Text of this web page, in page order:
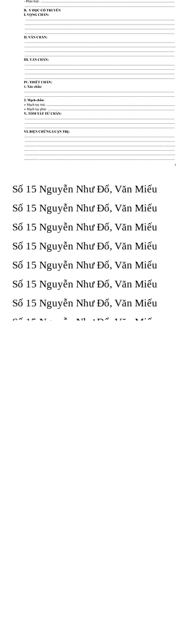
Số 15 Nguyễn Như Đổ, Văn Miếu​​​​
Số 15 Nguyễn Như Đổ, Văn Miếu​​​​
Số 15 Nguyễn Như Đổ, Văn Miếu​​​​
Số 15 Nguyễn Như Đổ, Văn Miếu​​​​
Số 15 Nguyễn Như Đổ, Văn Miếu​​​​
Số 15 Nguyễn Như Đổ, Văn Miếu​​​​
Số 15 Nguyễn Như Đổ, Văn Miếu​​​​
Số 15 Nguyễn Như Đổ, Văn Miếu​​​​